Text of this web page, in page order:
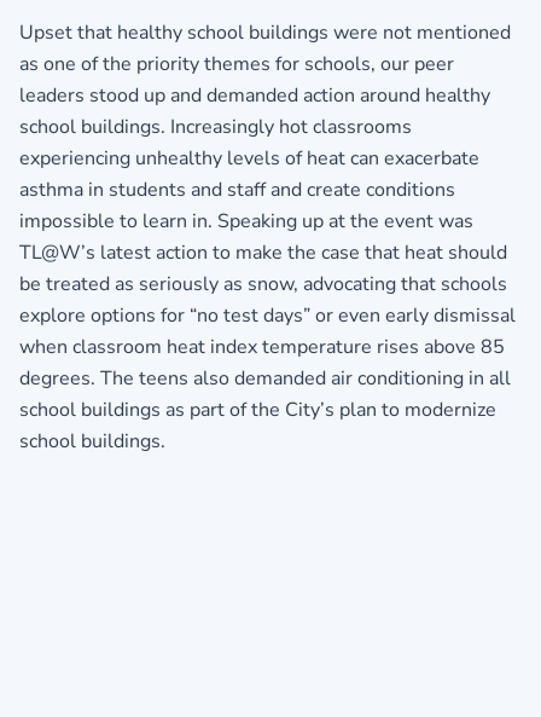
Upset that healthy school buildings were not mentioned
as one of the priority themes for schools, our peer
leaders stood up and demanded action around healthy
school buildings. Increasingly hot classrooms
experiencing unhealthy levels of heat can exacerbate
asthma in students and staff and create conditions
impossible to learn in. Speaking up at the event was
TL@W’s latest action to make the case that heat should
be treated as seriously as snow, advocating that schools
explore options for “no test days” or even early dismissal
when classroom heat index temperature rises above 85
degrees. The teens also demanded air conditioning in all
school buildings as part of the City’s plan to modernize
school buildings.